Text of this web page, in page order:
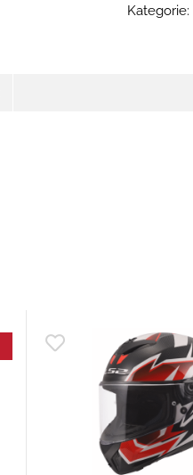
Kategorie: